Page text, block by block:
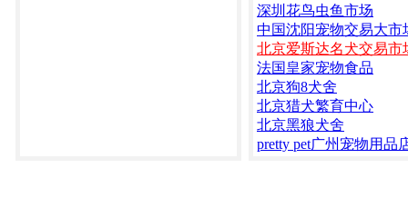
深圳花鸟虫鱼市场
中国沈阳宠物交易大市
北京爱斯达名犬交易市
法国皇家宠物食品
北京狗8犬舍
北京猎犬繁育中心
北京黑狼犬舍
pretty pet广州宠物用品